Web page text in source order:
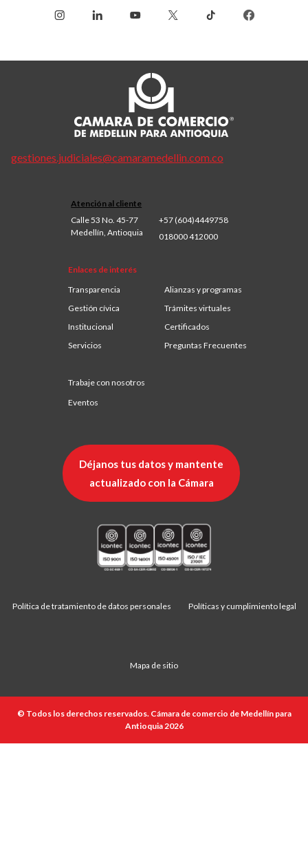
gestiones.judiciales@camaramedellin.com.co
Atención al cliente
Calle 53 No. 45-77
Medellín, Antioquia
+57 (604)4449758
018000 412000
Enlaces de interés
Transparencia
Alianzas y programas
Gestión cívica
Trámites virtuales
Institucional
Certificados
Servicios
Preguntas Frecuentes
Trabaje con nosotros
Eventos
Déjanos tus datos y mantente
actualizado con la Cámara
Política de tratamiento de datos personales Políticas y cumplimiento legal
Mapa de sitio
© Todos los derechos reservados. Cámara de comercio de Medellín para
Antioquia 2026